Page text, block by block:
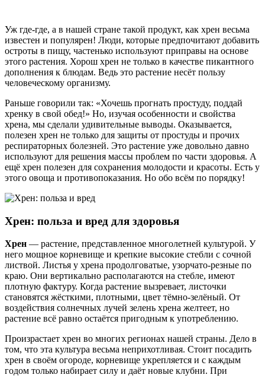
Уж где-где, а в нашей стране такой продукт, как хрен весьма
известен и популярен! Люди, которые предпочитают добавить
остроты в пищу, частенько используют приправы на основе
этого растения. Хорош хрен не только в качестве пикантного
дополнения к блюдам. Ведь это растение несёт пользу
человеческому организму.
Раньше говорили так: «Хочешь прогнать простуду, поддай
хренку в свой обед!» Но, изучая особенности и свойства
хрена, мы сделали удивительные выводы. Оказывается,
полезен хрен не только для защиты от простуды и прочих
респираторных болезней. Это растение уже довольно давно
используют для решения массы проблем по части здоровья. А
ещё хрен полезен для сохранения молодости и красоты. Есть у
этого овоща и противопоказания. Но обо всём по порядку!
Хрен: польза и вред для здоровья
Хрен — растение, представленное многолетней культурой. У
него мощное корневище и крепкие высокие стебли с сочной
листвой. Листья у хрена продолговатые, узорчато-резные по
краю. Они вертикально располагаются на стебле, имеют
плотную фактуру. Когда растение вызревает, листочки
становятся жёсткими, плотными, цвет тёмно-зелёный. От
воздействия солнечных лучей зелень хрена желтеет, но
растение всё равно остаётся пригодным к употреблению.
Произрастает хрен во многих регионах нашей страны. Дело в
том, что эта культура весьма неприхотливая. Стоит посадить
хрен в своём огороде, корневище укрепляется и с каждым
годом только набирает силу и даёт новые клубни. При